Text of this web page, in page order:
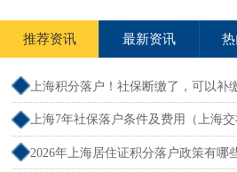
推荐资讯 最新资讯
上海积分落户！社保断缴了，可以补
断交需要重新计算吗）
上海7年社保落户条件及费用（上海
吗？）
2026年上海居住证积分落户政策有哪